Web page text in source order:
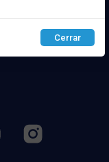
como
los mejores
ACEPTAR
Cerrar